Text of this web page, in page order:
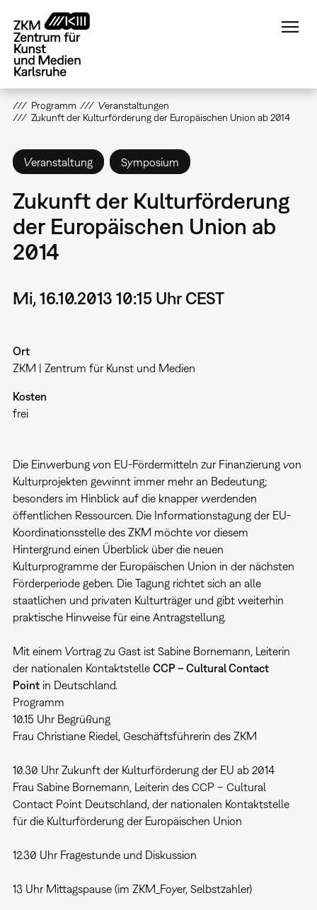
zum
Inhalt
Programm
Veranstaltungen
Zukunft der Kulturförderung der Europäischen Union ab 2014
Veranstaltung Symposium
Zukunft der Kulturförderung
der Europäischen Union ab
2014
Mi, 16.10.2013 10:15 Uhr CEST
Ort
ZKM | Zentrum für Kunst und Medien
Kosten
frei
Die Einwerbung von EU-Fördermitteln zur Finanzierung von
Kulturprojekten gewinnt immer mehr an Bedeutung;
besonders im Hinblick auf die knapper werdenden
öffentlichen Ressourcen. Die Informationstagung der EU-
Koordinationsstelle des ZKM möchte vor diesem
Hintergrund einen Überblick über die neuen
Kulturprogramme der Europäischen Union in der nächsten
Förderperiode geben. Die Tagung richtet sich an alle
staatlichen und privaten Kulturträger und gibt weiterhin
praktische Hinweise für eine Antragstellung.
Mit einem Vortrag zu Gast ist Sabine Bornemann, Leiterin
der nationalen Kontaktstelle CCP – Cultural Contact
Pointin Deutschland.
Programm
10.15 Uhr Begrüßung
Frau Christiane Riedel, Geschäftsführerin des ZKM
10.30 Uhr Zukunft der Kulturförderung der EU ab 2014
Frau Sabine Bornemann, Leiterin des CCP – Cultural
Contact Point Deutschland, der nationalen Kontaktstelle
für die Kulturförderung der Europäischen Union
12.30 Uhr Fragestunde und Diskussion
13 Uhr Mittagspause (im ZKM_Foyer, Selbstzahler)